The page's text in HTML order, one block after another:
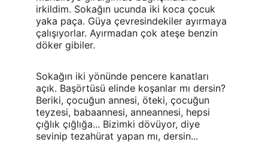
irkildim. Sokağın ucunda iki koca çocuk
yaka paça. Güya çevresindekiler ayırmaya
çalışıyorlar. Ayırmadan çok ateşe benzin
döker gibiler.
Sokağın iki yönünde pencere kanatları
açık. Başörtüsü elinde koşanlar mı dersin?
Beriki, çocuğun annesi, öteki, çocuğun
teyzesi, babaannesi, anneannesi, hepsi
çığlık çığlığa... Bizimki dövüyor, diye
sevinip tezahürat yapan mı, dersin...